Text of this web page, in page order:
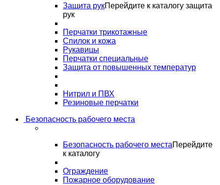
Защита рукПерейдите к каталогу защита
рук
Перчатки трикотажные
Спилок и кожа
Рукавицы
Перчатки специальные
Защита от повышенных температур
Нитрил и ПВХ
Резиновые перчатки
Безопасность рабочего места
Безопасность рабочего местаПерейдите
к каталогу
Ограждение
Пожарное оборудование